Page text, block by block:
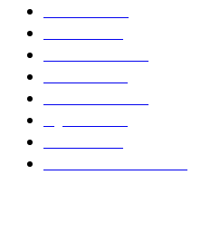
ข่าวเกมส์1162
เกม PC604
เกมส์ออนไลน์80
เกมส์มือถือ71
เกมส์คอนโซล67
สกู๊ปพิเศษ63
10 อันดับ24
วางจอย ปล่อยเมาส์23